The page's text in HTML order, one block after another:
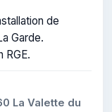
de
Garde.
RGE.
La Valette du